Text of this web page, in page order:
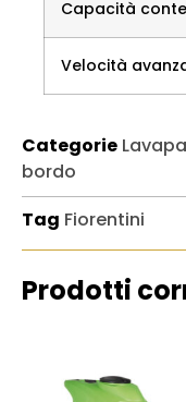
Capacità
Velocità
Categorie
bordo
Tag Fiorentini
Prodotti